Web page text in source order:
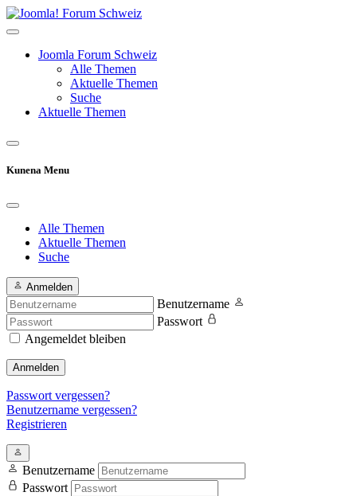
Joomla Forum Schweiz
Alle Themen
Aktuelle Themen
Suche
Aktuelle Themen
Kunena Menu
Alle Themen
Aktuelle Themen
Suche
Anmelden
Benutzername
Passwort
Angemeldet bleiben
Anmelden
Passwort vergessen?
Benutzername vergessen?
Registrieren
Benutzername
Passwort